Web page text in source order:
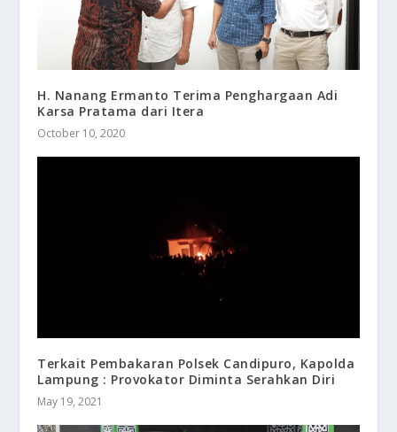
H. Nanang Ermanto Terima Penghargaan Adi
Karsa Pratama dari Itera
October 10, 2020
Terkait Pembakaran Polsek Candipuro, Kapolda
Lampung : Provokator Diminta Serahkan Diri
May 19, 2021